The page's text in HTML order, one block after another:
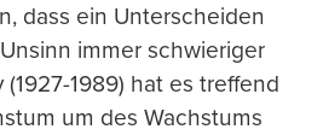
dass ein Unterscheiden
immer schwieriger
1989) hat es treffend
um des Wachstums